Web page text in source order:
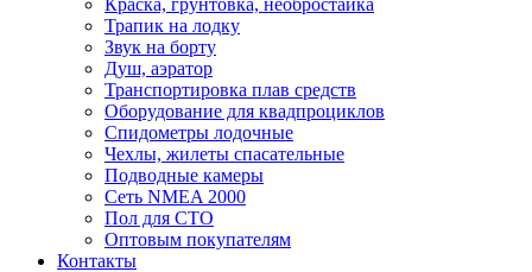
Трапик на лодку
Звук на борту
Душ, аэратор
Транспортировка плав средств
Оборудование для квадпроциклов
Спидометры лодочные
Чехлы, жилеты спасательные
Подводные камеры
Сеть NMEA 2000
Пол для СТО
Оптовым покупателям
Контакты